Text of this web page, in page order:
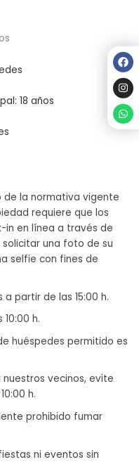
18 años
de la normativa vigente
requiere que los
in en línea a través de
una foto de su
selfie con fines de
partir de las 15:00 h.
h.
huéspedes permitido es
vecinos, evite
h.
prohibido fumar
ni eventos sin